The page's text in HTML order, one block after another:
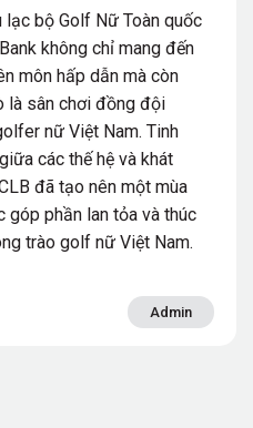
lạc bộ Golf Nữ Toàn quốc
không chỉ mang đến
môn hấp dẫn mà còn
là sân chơi đồng đội
nữ Việt Nam. Tinh
các thế hệ và khát
đã tạo nên một mùa
góp phần lan tỏa và thúc
trào golf nữ Việt Nam.
Admin